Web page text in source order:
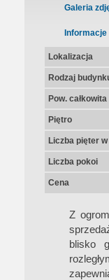
UmowaGaleria
Informacje
Lokalizacja
Rodzaj
Pow.
Piętro
Liczba pięter
Liczba pokoi
Cena
Z
blisko